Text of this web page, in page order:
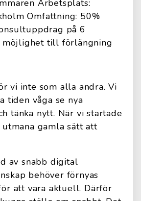
Arbetsplats:
Omfattning: 50%
på 6
möjlighet till förlängning
vi inte som alla andra. Vi
tiden våga se nya
tänka nytt. När vi startade
gamla sätt att
av snabb digital
behöver förnyas
att vara aktuell. Därför